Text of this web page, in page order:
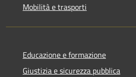
Mobilità e trasporti
Educazione e formazione
Giustizia e sicurezza pubblica